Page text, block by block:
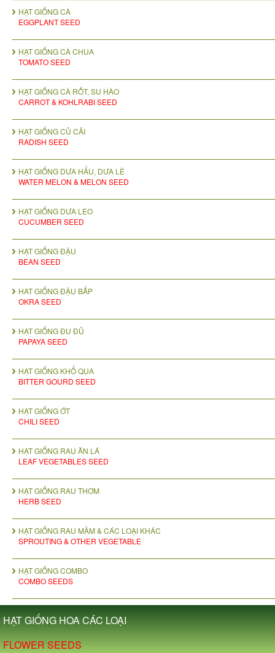
HẠT GIỐNG CÀ
EGGPLANT SEED
HẠT GIỐNG CÀ CHUA
TOMATO SEED
HẠT GIỐNG CÀ RỐT, SU HÀO
CARROT & KOHLRABI SEED
HẠT GIỐNG CỦ CẢI
RADISH SEED
HẠT GIỐNG DƯA HẤU, DƯA LÊ
WATER MELON & MELON SEED
HẠT GIỐNG DƯA LEO
CUCUMBER SEED
HẠT GIỐNG ĐẬU
BEAN SEED
HAT GIỐNG ĐẬU BẮP
OKRA SEED
HẠT GIỐNG ĐU ĐỦ
PAPAYA SEED
HẠT GIỐNG KHỔ QUA
BITTER GOURD SEED
HẠT GIỐNG ỚT
CHILI SEED
HẠT GIỐNG RAU ĂN LÁ
LEAF VEGETABLES SEED
HẠT GIỐNG RAU THƠM
HERB SEED
HẠT GIỐNG RAU MẦM & CÁC LOẠI KHÁC
SPROUTING & OTHER VEGETABLE
HẠT GIỐNG COMBO
COMBO SEEDS
HẠT GIỐNG HOA CÁC LOẠI
FLOWER SEEDS